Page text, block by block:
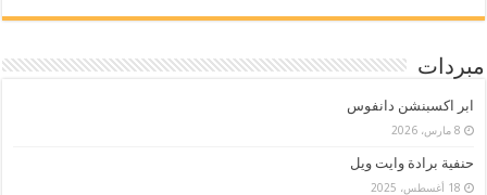
مبردات
ابر اكسبنشن دانفوس
8 مارس، 2026
حنفية برادة وايت ويل
18 أغسطس، 2025